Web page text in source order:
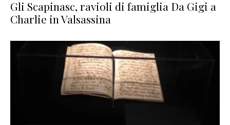
Gli Scapinasc, ravioli di famiglia Da Gigi a
Charlie in Valsassina